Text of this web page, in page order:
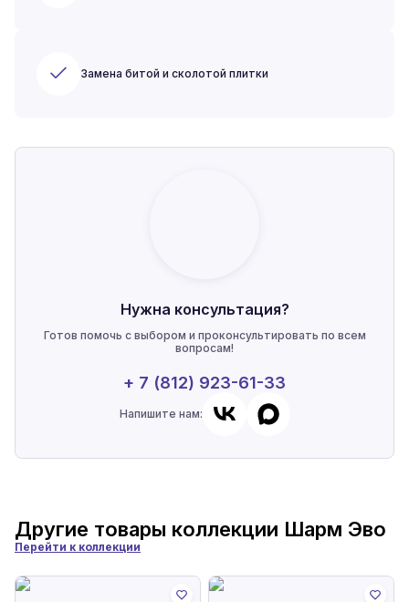
Замена битой и сколотой плитки
Нужна консультация?
Готов помочь с выбором и проконсультировать по всем
вопросам!
+ 7 (812) 923-61-33
Напишите нам:
Другие товары коллекции Шарм Эво
Перейти к коллекции